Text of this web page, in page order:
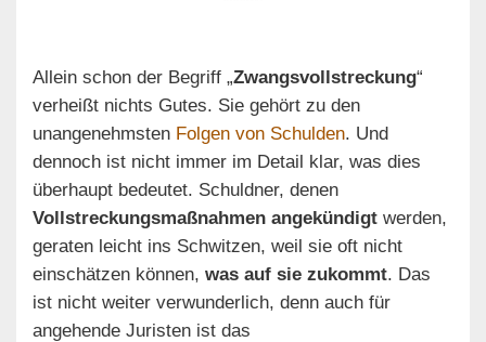
Allein schon der Begriff „Zwangsvollstreckung“
verheißt nichts Gutes. Sie gehört zu den
unangenehmsten Folgen von Schulden. Und
dennoch ist nicht immer im Detail klar, was dies
überhaupt bedeutet. Schuldner, denen
Vollstreckungsmaßnahmen angekündigt werden,
geraten leicht ins Schwitzen, weil sie oft nicht
einschätzen können, was auf sie zukommt. Das
ist nicht weiter verwunderlich, denn auch für
angehende Juristen ist das